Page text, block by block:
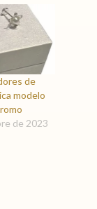
de
modelo
de 2023